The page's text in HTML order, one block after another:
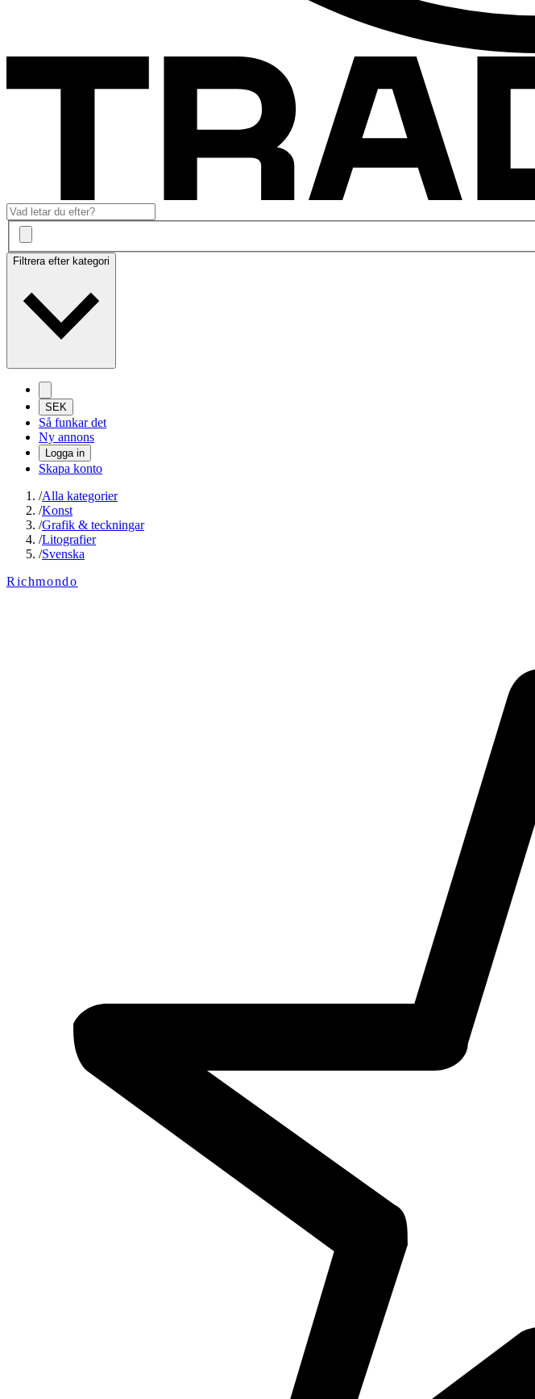
Filtrera efter kategori
SEK
Så funkar det
Ny annons
Logga in
Skapa konto
/Alla kategorier
/Konst
/Grafik & teckningar
/Litografier
/Svenska
Richmondo